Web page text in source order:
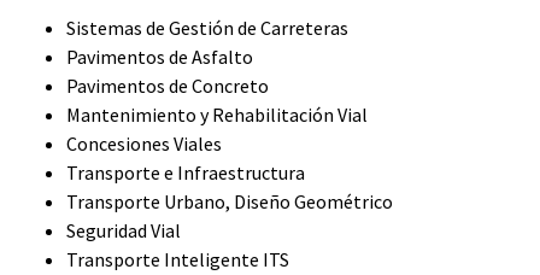
Sistemas de Gestión de Carreteras
Pavimentos de Asfalto
Pavimentos de Concreto
Mantenimiento y Rehabilitación Vial
Concesiones Viales
Transporte e Infraestructura
Transporte Urbano, Diseño Geométrico
Seguridad Vial
Transporte Inteligente ITS